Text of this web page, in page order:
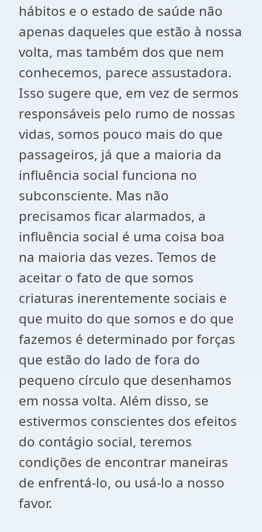
hábitos e o estado de saúde não
apenas daqueles que estão à nossa
volta, mas também dos que nem
conhecemos, parece assustadora.
Isso sugere que, em vez de sermos
responsáveis pelo rumo de nossas
vidas, somos pouco mais do que
passageiros, já que a maioria da
influência social funciona no
subconsciente. Mas não
precisamos ficar alarmados, a
influência social é uma coisa boa
na maioria das vezes. Temos de
aceitar o fato de que somos
criaturas inerentemente sociais e
que muito do que somos e do que
fazemos é determinado por forças
que estão do lado de fora do
pequeno círculo que desenhamos
em nossa volta. Além disso, se
estivermos conscientes dos efeitos
do contágio social, teremos
condições de encontrar maneiras
de enfrentá-lo, ou usá-lo a nosso
favor.